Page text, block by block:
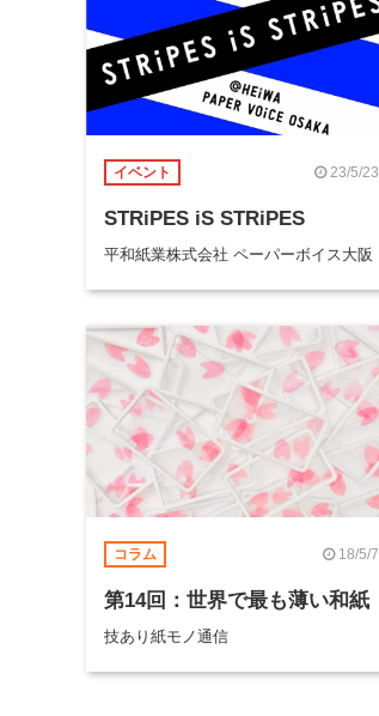
イベント 23/5/23
STRiPES iS STRiPES
平和紙業株式会社 ペーパーボイス大阪
コラム 18/5/7
第14回：世界で最も薄い和紙
技あり紙モノ通信